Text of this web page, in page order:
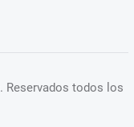
. Reservados todos los